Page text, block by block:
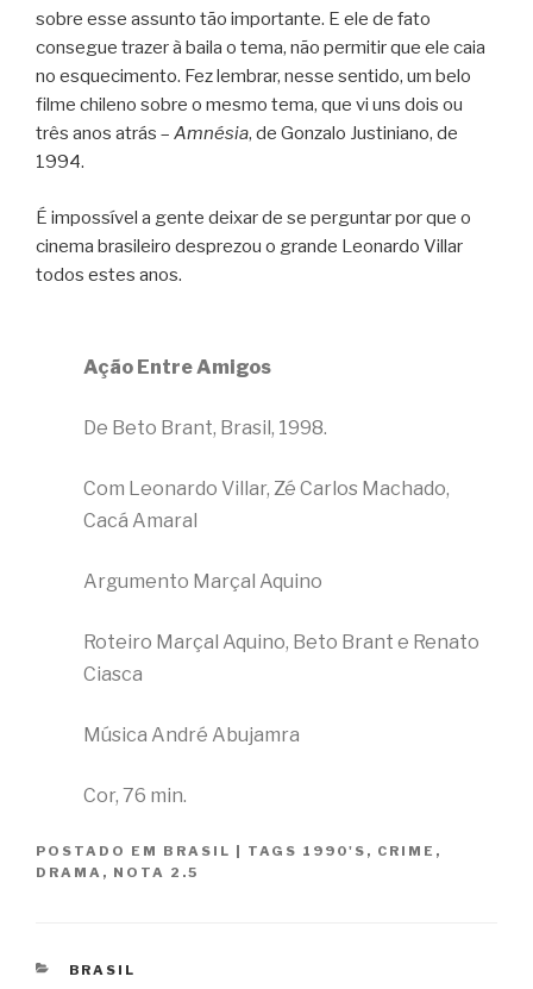
sobre esse assunto tão importante. E ele de fato
consegue trazer à baila o tema, não permitir que ele caia
no esquecimento. Fez lembrar, nesse sentido, um belo
filme chileno sobre o mesmo tema, que vi uns dois ou
três anos atrás – Amnésia, de Gonzalo Justiniano, de
1994.
É impossível a gente deixar de se perguntar por que o
cinema brasileiro desprezou o grande Leonardo Villar
todos estes anos.
Ação Entre Amigos
De Beto Brant, Brasil, 1998.
Com Leonardo Villar, Zé Carlos Machado,
Cacá Amaral
Argumento Marçal Aquino
Roteiro Marçal Aquino, Beto Brant e Renato
Ciasca
Música André Abujamra
Cor, 76 min.
POSTADO EM BRASIL TAGS 1990'S , CRIME ,
DRAMA , NOTA 2.5
CATEGORIAS
BRASIL